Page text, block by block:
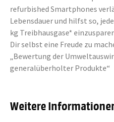
refurbished Smartphones
Lebensdauer und hilfst so,
kg Treibhausgase*
Dir selbst eine Freude zu
„Bewertung der
generalüberholter Produkte“
Weitere